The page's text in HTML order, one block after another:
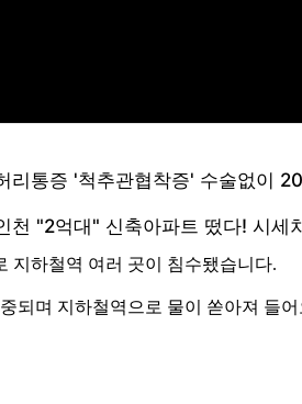
지하철역 여러 곳이 침수됐습니다.
되며 지하철역으로 물이 쏟아져 들